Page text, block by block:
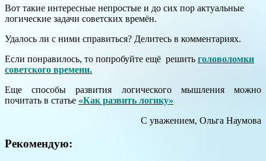
Вот такие интересные непростые и до сих пор актуальные
логические задачи советских времён.
Удалось ли с ними справиться? Делитесь в комментариях.
Если понравилось, то попробуйте ещё решить головоломки
советского времени.
Еще способы развития логического мышления можно
почитать в статье «Как развить логику»
С уважением, Ольга Наумова
Рекомендую: